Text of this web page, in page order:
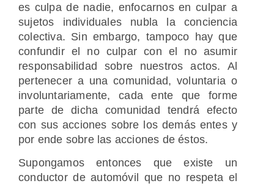
es culpa de nadie, enfocarnos en culpar a
sujetos individuales nubla la conciencia
colectiva. Sin embargo, tampoco hay que
confundir el no culpar con el no asumir
responsabilidad sobre nuestros actos. Al
pertenecer a una comunidad, voluntaria o
involuntariamente, cada ente que forme
parte de dicha comunidad tendrá efecto
con sus acciones sobre los demás entes y
por ende sobre las acciones de éstos.
Supongamos entonces que existe un
conductor de automóvil que no respeta el